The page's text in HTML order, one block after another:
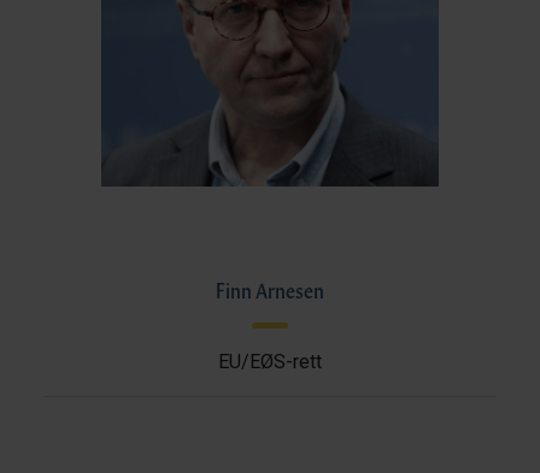
Finn Arnesen
EU/EØS-rett